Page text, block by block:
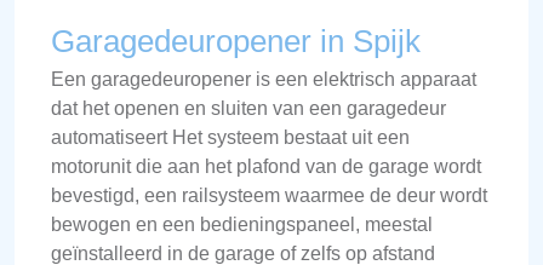
Garagedeuropener in Spijk
Een garagedeuropener is een elektrisch apparaat
dat het openen en sluiten van een garagedeur
automatiseert Het systeem bestaat uit een
motorunit die aan het plafond van de garage wordt
bevestigd, een railsysteem waarmee de deur wordt
bewogen en een bedieningspaneel, meestal
geïnstalleerd in de garage of zelfs op afstand